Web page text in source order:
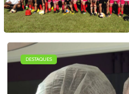
DESTAQUES